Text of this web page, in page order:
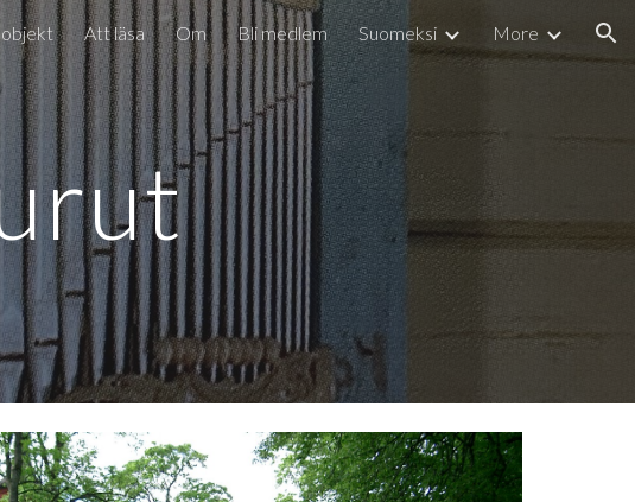
to navigation
Att läsa Om Bli medlem Suomeksi More